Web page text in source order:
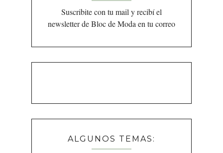
Suscribite con tu mail y recibí el
newsletter de Bloc de Moda en tu correo
ALGUNOS TEMAS: